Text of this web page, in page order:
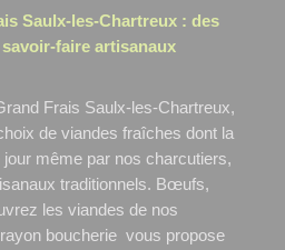
Saulx-les-Chartreux : des
faire artisanaux
Frais Saulx-les-Chartreux,
de viandes fraîches dont la
même par nos charcutiers,
traditionnels. Bœufs,
les viandes de nos
boucherie vous propose